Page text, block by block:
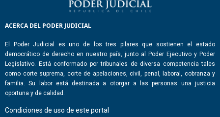
ACERCA DEL PODER JUDICIAL
El Poder Judicial es uno de los tres pilares que sostienen el estado
democrático de derecho en nuestro país, junto al Poder Ejecutivo y Poder
Legislativo. Está conformado por tribunales de diversa competencia tales
como corte suprema, corte de apelaciones, civil, penal, laboral, cobranza y
familia. Su labor está destinada a otorgar a las personas una justicia
oportuna y de calidad.
Condiciones de uso de este portal